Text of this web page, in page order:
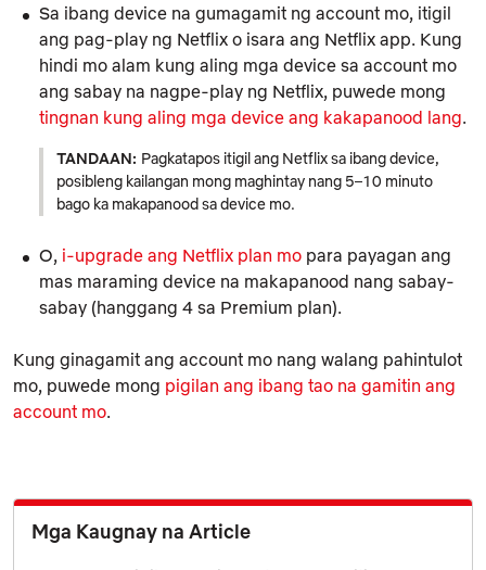
Sa ibang device na gumagamit ng account mo, itigil
ang pag-play ng Netflix o isara ang Netflix app. Kung
hindi mo alam kung aling mga device sa account mo
ang sabay na nagpe-play ng Netflix, puwede mong
tingnan kung aling mga device ang kakapanood lang.
TANDAAN: Pagkatapos itigil ang Netflix sa ibang device,
posibleng kailangan mong maghintay nang 5–10 minuto
bago ka makapanood sa device mo.
O, i-upgrade ang Netflix plan mo para payagan ang
mas maraming device na makapanood nang sabay-
sabay (hanggang 4 sa Premium plan).
Kung ginagamit ang account mo nang walang pahintulot
mo, puwede mong pigilan ang ibang tao na gamitin ang
account mo.
Mga Kaugnay na Article